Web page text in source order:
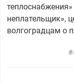
неплательщик»,
волгоградцам о